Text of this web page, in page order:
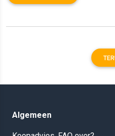
Algemeen